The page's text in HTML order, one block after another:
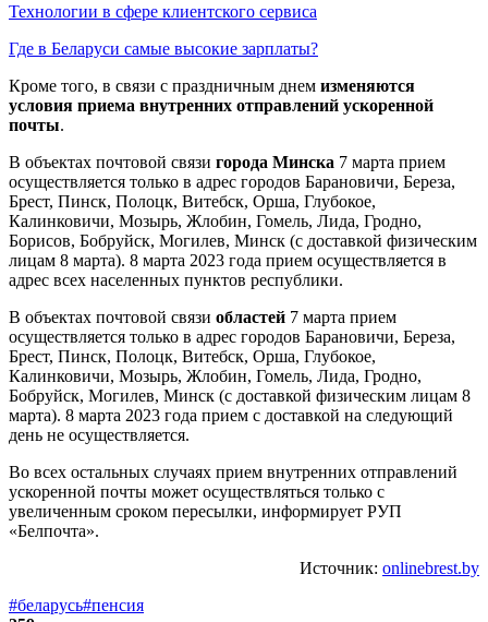
Технологии в сфере клиентского сервиса
Где в Беларуси самые высокие зарплаты?
Кроме того, в связи с праздничным днем изменяются
условия приема внутренних отправлений ускоренной
почты.
В объектах почтовой связи города Минска 7 марта прием
осуществляется только в адрес городов Барановичи, Береза,
Брест, Пинск, Полоцк, Витебск, Орша, Глубокое,
Калинковичи, Мозырь, Жлобин, Гомель, Лида, Гродно,
Борисов, Бобруйск, Могилев, Минск (с доставкой физическим
лицам 8 марта). 8 марта 2023 года прием осуществляется в
адрес всех населенных пунктов республики.
В объектах почтовой связи областей 7 марта прием
осуществляется только в адрес городов Барановичи, Береза,
Брест, Пинск, Полоцк, Витебск, Орша, Глубокое,
Калинковичи, Мозырь, Жлобин, Гомель, Лида, Гродно,
Бобруйск, Могилев, Минск (с доставкой физическим лицам 8
марта). 8 марта 2023 года прием с доставкой на следующий
день не осуществляется.
Во всех остальных случаях прием внутренних отправлений
ускоренной почты может осуществляться только с
увеличенным сроком пересылки, информирует РУП
«Белпочта».
Источник: onlinebrest.by
#беларусь#пенсия